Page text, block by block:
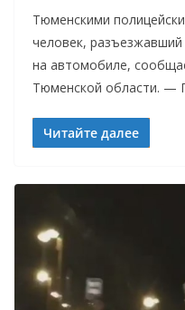
Тюменскими
человек,
на автомобиле,
Тюменской области. —
Читайте далее